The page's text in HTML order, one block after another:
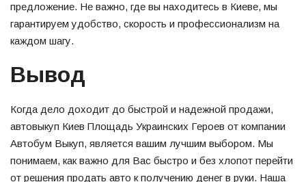
предложение. Не важно, где вы находитесь в Киеве, мы
гарантируем удобство, скорость и профессионализм на
каждом шагу.
Вывод
Когда дело доходит до быстрой и надежной продажи,
автовыкуп Киев Площадь Украинских Героев от компании
Автобум Выкуп, является вашим лучшим выбором. Мы
понимаем, как важно для Вас быстро и без хлопот перейти
от решения продать авто к получению денег в руки. Наша